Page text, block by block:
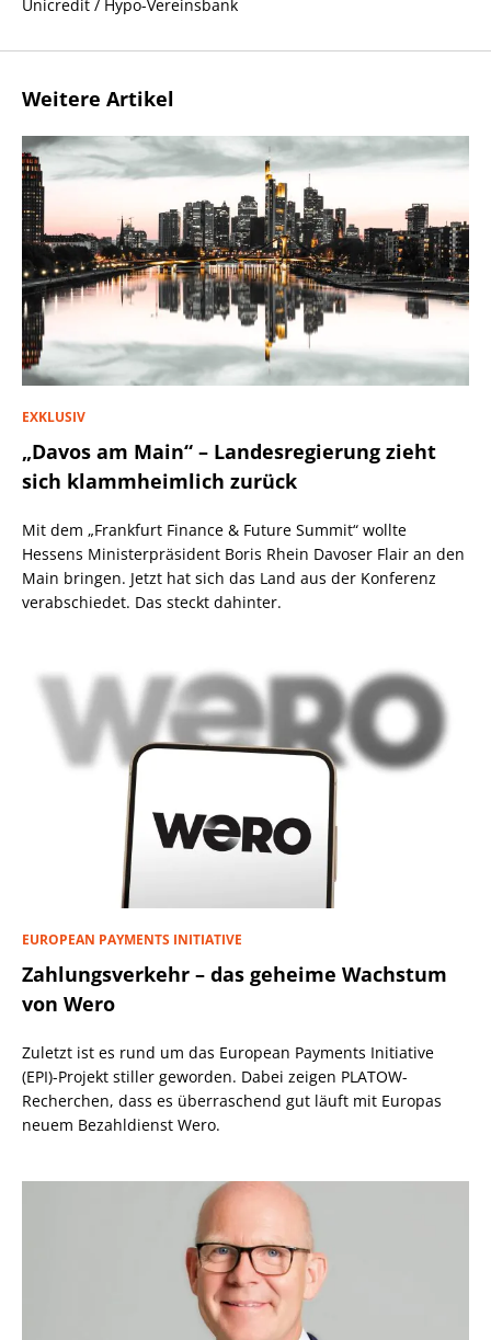
Unicredit / Hypo-Vereinsbank
Weitere Artikel
EXKLUSIV
„Davos am Main“ – Landesregierung zieht
sich klammheimlich zurück
Mit dem „Frankfurt Finance & Future Summit“ wollte
Hessens Ministerpräsident Boris Rhein Davoser Flair an den
Main bringen. Jetzt hat sich das Land aus der Konferenz
verabschiedet. Das steckt dahinter.
EUROPEAN PAYMENTS INITIATIVE
Zahlungsverkehr – das geheime Wachstum
von Wero
Zuletzt ist es rund um das European Payments Initiative
(EPI)-Projekt stiller geworden. Dabei zeigen PLATOW-
Recherchen, dass es überraschend gut läuft mit Europas
neuem Bezahldienst Wero.